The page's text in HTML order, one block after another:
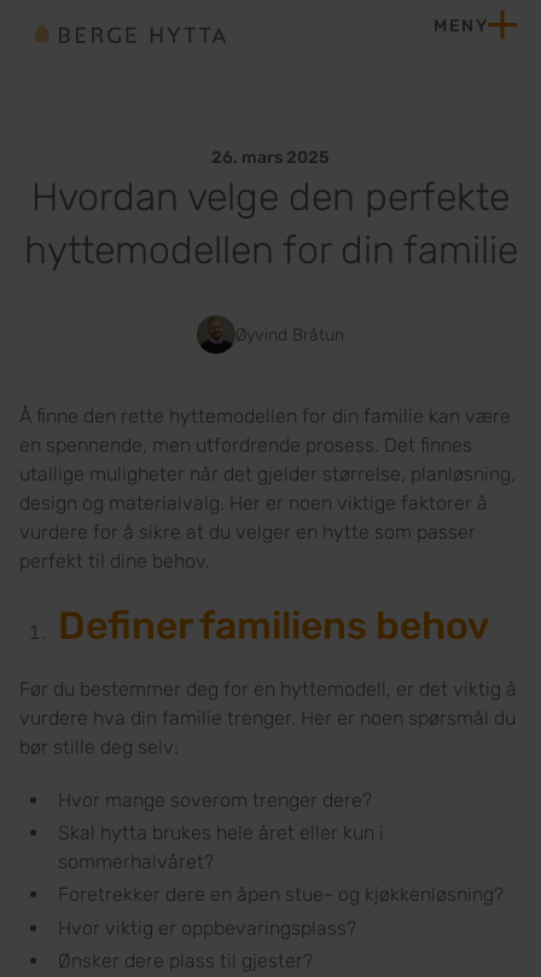
MENY
26. mars 2025
Hvordan velge den perfekte
hyttemodellen for din familie
Øyvind Bråtun
Å finne den rette hyttemodellen for din familie kan være
en spennende, men utfordrende prosess. Det finnes
utallige muligheter når det gjelder størrelse, planløsning,
design og materialvalg. Her er noen viktige faktorer å
vurdere for å sikre at du velger en hytte som passer
perfekt til dine behov.
Definer familiens behov
Før du bestemmer deg for en hyttemodell, er det viktig å
vurdere hva din familie trenger. Her er noen spørsmål du
bør stille deg selv:
Hvor mange soverom trenger dere?
Skal hytta brukes hele året eller kun i
sommerhalvåret?
Foretrekker dere en åpen stue- og kjøkkenløsning?
Hvor viktig er oppbevaringsplass?
Ønsker dere plass til gjester?